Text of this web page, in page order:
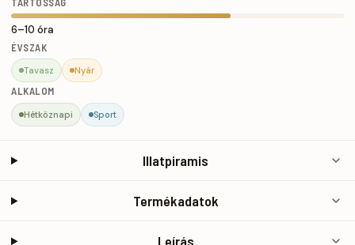
6–10 óra
ÉVSZAK
Tavasz Nyár
ALKALOM
Hétköznapi Sport
Illatpiramis
Termékadatok
Leírás